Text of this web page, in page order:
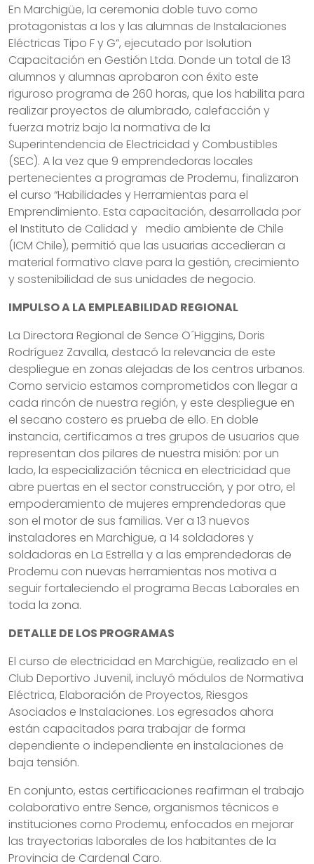
En Marchigüe, la ceremonia doble tuvo como
protagonistas a los y las alumnas de Instalaciones
Eléctricas Tipo F y G”, ejecutado por Isolution
Capacitación en Gestión Ltda. Donde un total de 13
alumnos y alumnas aprobaron con éxito este
riguroso programa de 260 horas, que los habilita para
realizar proyectos de alumbrado, calefacción y
fuerza motriz bajo la normativa de la
Superintendencia de Electricidad y Combustibles
(SEC). A la vez que 9 emprendedoras locales
pertenecientes a programas de Prodemu, finalizaron
el curso “Habilidades y Herramientas para el
Emprendimiento. Esta capacitación, desarrollada por
el Instituto de Calidad y medio ambiente de Chile
(ICM Chile), permitió que las usuarias accedieran a
material formativo clave para la gestión, crecimiento
y sostenibilidad de sus unidades de negocio.
IMPULSO A LA EMPLEABILIDAD REGIONAL
La Directora Regional de Sence O´Higgins, Doris
Rodríguez Zavalla, destacó la relevancia de este
despliegue en zonas alejadas de los centros urbanos.
Como servicio estamos comprometidos con llegar a
cada rincón de nuestra región, y este despliegue en
el secano costero es prueba de ello. En doble
instancia, certificamos a tres grupos de usuarios que
representan dos pilares de nuestra misión: por un
lado, la especialización técnica en electricidad que
abre puertas en el sector construcción, y por otro, el
empoderamiento de mujeres emprendedoras que
son el motor de sus familias. Ver a 13 nuevos
instaladores en Marchigue, a 14 soldadores y
soldadoras en La Estrella y a las emprendedoras de
Prodemu con nuevas herramientas nos motiva a
seguir fortaleciendo el programa Becas Laborales en
toda la zona.
DETALLE DE LOS PROGRAMAS
El curso de electricidad en Marchigüe, realizado en el
Club Deportivo Juvenil, incluyó módulos de Normativa
Eléctrica, Elaboración de Proyectos, Riesgos
Asociados e Instalaciones. Los egresados ahora
están capacitados para trabajar de forma
dependiente o independiente en instalaciones de
baja tensión.
En conjunto, estas certificaciones reafirman el trabajo
colaborativo entre Sence, organismos técnicos e
instituciones como Prodemu, enfocados en mejorar
las trayectorias laborales de los habitantes de la
Provincia de Cardenal Caro.